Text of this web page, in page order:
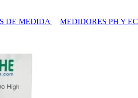
DE MEDIDA MEDIDORES PH Y EC